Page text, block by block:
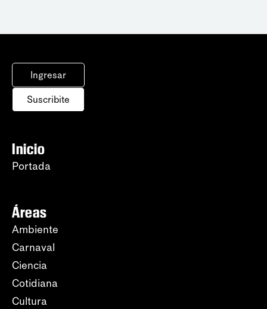
Ingresar
Suscribite
Inicio
Portada
Áreas
Ambiente
Carnaval
Ciencia
Cotidiana
Cultura